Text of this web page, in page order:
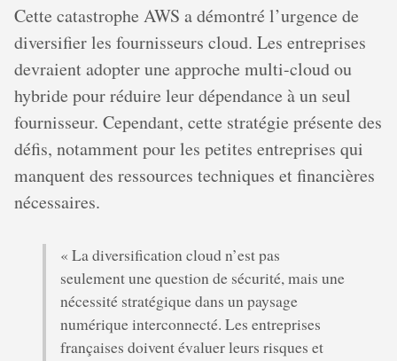
Cette catastrophe AWS a démontré l’urgence de
diversifier les fournisseurs cloud. Les entreprises
devraient adopter une approche multi-cloud ou
hybride pour réduire leur dépendance à un seul
fournisseur. Cependant, cette stratégie présente des
défis, notamment pour les petites entreprises qui
manquent des ressources techniques et financières
nécessaires.
« La diversification cloud n’est pas
seulement une question de sécurité, mais une
nécessité stratégique dans un paysage
numérique interconnecté. Les entreprises
françaises doivent évaluer leurs risques et